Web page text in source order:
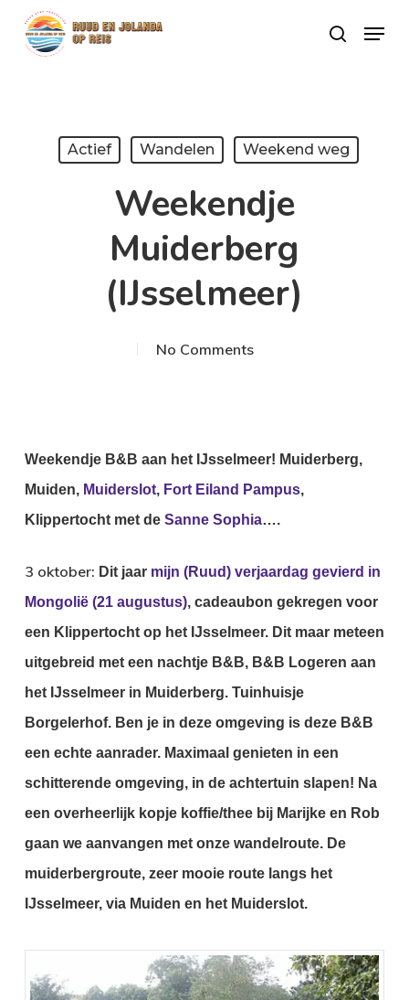
Skip
search
Menu
Actief Wandelen Weekend weg
Weekendje
Muiderberg
(IJsselmeer)
No Comments
Weekendje B&B aan het IJsselmeer! Muiderberg,
Muiden, Muiderslot, Fort Eiland Pampus,
Klippertocht met de Sanne Sophia….
3 oktober: Dit jaar mijn (Ruud) verjaardag gevierd in
Mongolië (21 augustus), cadeaubon gekregen voor
een Klippertocht op het IJsselmeer. Dit maar meteen
uitgebreid met een nachtje B&B, B&B Logeren aan
het IJsselmeer in Muiderberg. Tuinhuisje
Borgelerhof. Ben je in deze omgeving is deze B&B
een echte aanrader. Maximaal genieten in een
schitterende omgeving, in de achtertuin slapen! Na
een overheerlijk kopje koffie/thee bij Marijke en Rob
gaan we aanvangen met onze wandelroute. De
muiderbergroute, zeer mooie route langs het
IJsselmeer, via Muiden en het Muiderslot.